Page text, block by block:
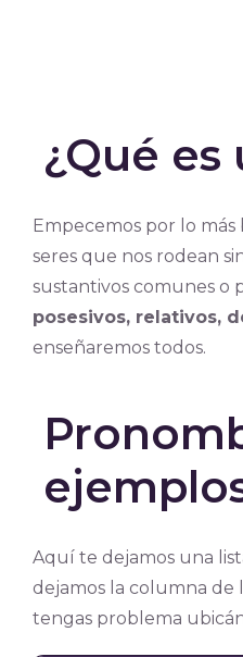
¿Qué
Empecemos por lo más
seres que nos rodean
sustantivos comunes o
posesivos, relativos,
enseñaremos todos.
Aquí te dejamos una
dejamos la columna de
tengas problema